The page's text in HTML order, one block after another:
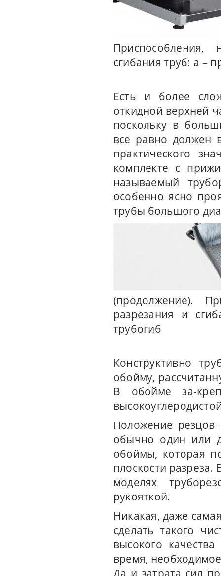
сгибания труб: а –
Есть и более
откидной верхней
поскольку в
все равно должен
практического
комплекте с
называемый
особенно ясно
трубы большого
(продолжение).
разрезания и
трубогиб
Конструктивно
обойму,
В обойме за-
Положение резцов
обычно один или
обоймы, которая
плоскости
моделях
рукояткой.
Никакая, даже
сделать такого
высокого
время,
Да и затрата сил